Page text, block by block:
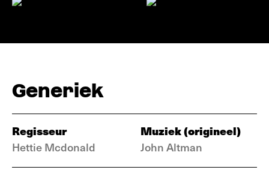
Generiek
Regisseur
Hettie Mcdonald
Muziek (origineel)
John Altman